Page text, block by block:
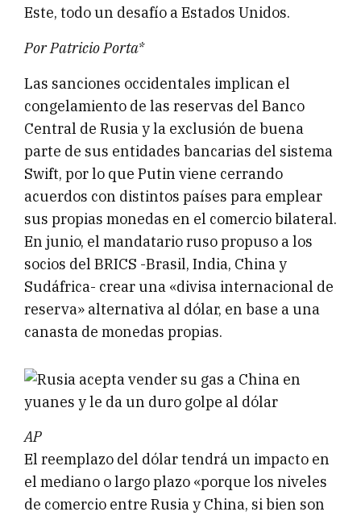
Este, todo un desafío a Estados Unidos.
Por Patricio Porta*
Las sanciones occidentales implican el
congelamiento de las reservas del Banco
Central de Rusia y la exclusión de buena
parte de sus entidades bancarias del sistema
Swift, por lo que Putin viene cerrando
acuerdos con distintos países para emplear
sus propias monedas en el comercio bilateral.
En junio, el mandatario ruso propuso a los
socios del BRICS -Brasil, India, China y
Sudáfrica- crear una «divisa internacional de
reserva» alternativa al dólar, en base a una
canasta de monedas propias.
AP
El reemplazo del dólar tendrá un impacto en
el mediano o largo plazo «porque los niveles
de comercio entre Rusia y China, si bien son